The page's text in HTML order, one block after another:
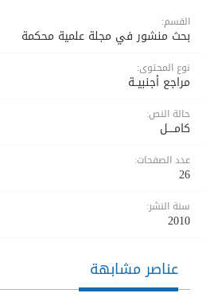
القسم:
بحث منشور في مجلة علمية محكمة
نوع المحتوى:
مراجع أجنبيــة
حالة النص:
كامــــل
عدد الصفحات:
26
سنة النشر:
2010
عناصر مشابهة